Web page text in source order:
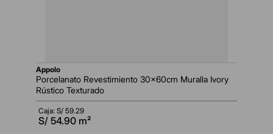
appolo
Porcelanato Revestimiento 30x60cm Muralla Ivory
Rústico Texturado
Caja: S/ 59.29
S/ 54.90 m²